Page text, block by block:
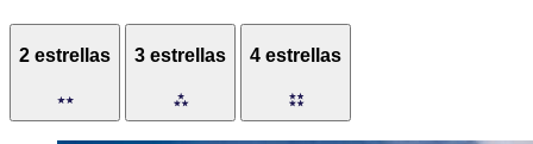
2 estrellas 3 estrellas 4 estrellas